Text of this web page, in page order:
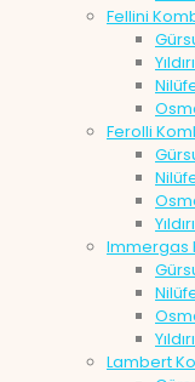
Fellini
Ferolli
Immergas
Lambert